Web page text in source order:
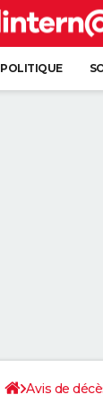
POLITIQUE
Avis de